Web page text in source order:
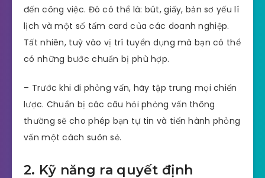
đến công việc. Đó có thể là: bút, giấy, bản sơ yếu lí
lịch và một số tấm card của các doanh nghiệp.
Tất nhiên, tuỳ vào vị trí tuyển dụng mà bạn có thể
có những bước chuẩn bị phù hợp.
– Trước khi đi phỏng vấn, hãy tập trung mọi chiến
lược. Chuẩn bị các câu hỏi phỏng vấn thông
thường sẽ cho phép bạn tự tin và tiến hành phỏng
vấn một cách suôn sẻ.
2. Kỹ năng ra quyết định